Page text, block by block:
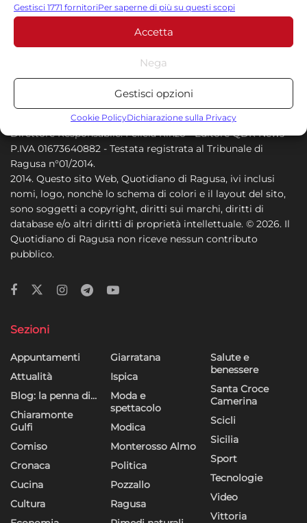
sito. È possibile modificare le impostazioni in qualsiasi momento,
compreso il ritiro del consenso, utilizzando i pulsanti della Cookie
Policy o cliccando sul pulsante di gestione del consenso nella parte
inferiore dello schermo.
Statistiche
Archiviare informazioni su dispositivo e/o accedervi, Misurare le
prestazioni degli annunci, Misurare le prestazioni dei contenuti,
combinazione di dati provenienti da fonti diverse.
Marketing
Archiviare informazioni su dispositivo e/o accedervi, Utilizzare
dati limitati per la selezione della pubblicità, Creare profili per la
pubblicità personalizzata, Utilizzare profili per la selezione di
pubblicità personalizzata, Creare profili per la personalizzazione
limitati per la selezione dei contenuti.
Funzionalità
fonti di dati, Collegare diversi dispositivi,
Identificare i dispositivi in base alle informazioni
trasmesse automaticamente.
Utilizzare dati di geolocalizzazione precisi,
Riconoscere i dispositivi in base a informazioni
richieste attivamente.
Garantire la sicurezza, prevenire e
rilevare frodi, correggere errori, Erogare
Gestisci 1771 fornitoriPer saperne di più su questi scopi
Accetta
Nega
Gestisci opzioni
Cookie PolicyDichiarazione sulla Privacy
7 AGOSTO 2026
Direttore Responsabile: Felicia Rinzo - Editore QDR News -
P.IVA 01673640882 - Testata registrata al Tribunale di
Ragusa n°01/2014.
2014. Questo sito Web, Quotidiano di Ragusa, ivi inclusi
nomi, logo, nonchè lo schema di colori e il layout del sito,
sono soggetti a copyright, diritti sui marchi, diritti di
database e/o altri diritti di proprietà intellettuale. © 2026. Il
Quotidiano di Ragusa non riceve nessun contributo
pubblico.
Sezioni
Appuntamenti
Attualità
Blog: la penna di…
Chiaramonte
Gulfi
Comiso
Cronaca
Cucina
Cultura
Giarratana
Ispica
Moda e
spettacolo
Modica
Monterosso Almo
Politica
Pozzallo
Ragusa
Salute e
benessere
Santa Croce
Camerina
Scicli
Sicilia
Sport
Tecnologie
Video
Vittoria